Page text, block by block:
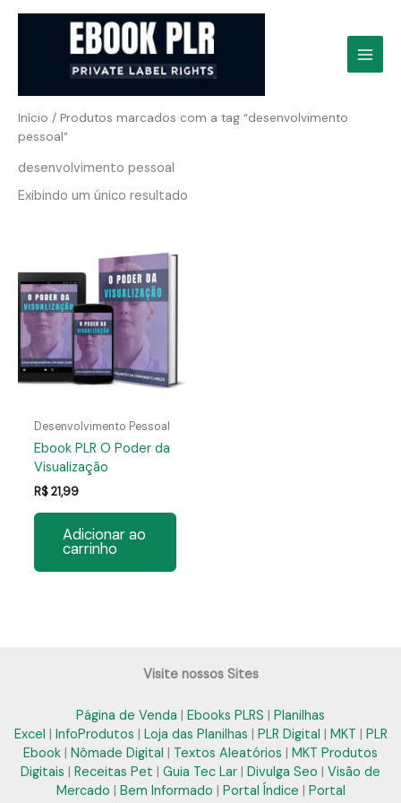
Início / Produtos marcados com a tag “desenvolvimento
pessoal”
desenvolvimento pessoal
Exibindo um único resultado
Desenvolvimento Pessoal
Ebook PLR O Poder da
Visualização
R$21,99
Adicionar ao
carrinho
Visite nossos Sites
Página de Venda | Ebooks PLRS | Planilhas
Excel | InfoProdutos | Loja das Planilhas | PLR Digital | MKT | PLR
Ebook | Nômade Digital | Textos Aleatórios | MKT Produtos
Digitais | Receitas Pet | Guia Tec Lar | Divulga Seo | Visão de
Mercado | Bem Informado | Portal Índice | Portal